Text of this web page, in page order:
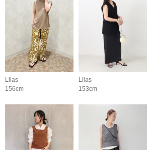
Lilas
156cm
Lilas
153cm